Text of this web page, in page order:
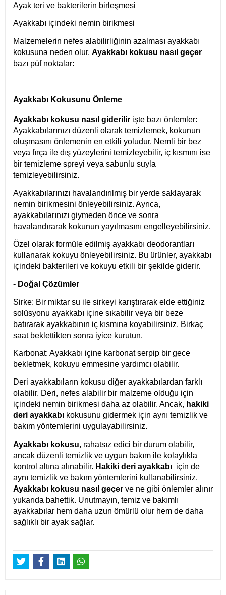
Ayak teri ve bakterilerin birleşmesi
Ayakkabı içindeki nemin birikmesi
Malzemelerin nefes alabilirliğinin azalması ayakkabı
kokusuna neden olur. Ayakkabı kokusu nasıl geçer
bazı püf noktalar:
Ayakkabı Kokusunu Önleme
Ayakkabı kokusu nasıl giderilir işte bazı önlemler:
Ayakkabılarınızı düzenli olarak temizlemek, kokunun
oluşmasını önlemenin en etkili yoludur. Nemli bir bez
veya fırça ile dış yüzeylerini temizleyebilir, iç kısmını ise
bir temizleme spreyi veya sabunlu suyla
temizleyebilirsiniz.
Ayakkabılarınızı havalandırılmış bir yerde saklayarak
nemin birikmesini önleyebilirsiniz. Ayrıca,
ayakkabılarınızı giymeden önce ve sonra
havalandırarak kokunun yayılmasını engelleyebilirsiniz.
Özel olarak formüle edilmiş ayakkabı deodorantları
kullanarak kokuyu önleyebilirsiniz. Bu ürünler, ayakkabı
içindeki bakterileri ve kokuyu etkili bir şekilde giderir.
- Doğal Çözümler
Sirke: Bir miktar su ile sirkeyi karıştırarak elde ettiğiniz
solüsyonu ayakkabı içine sıkabilir veya bir beze
batırarak ayakkabının iç kısmına koyabilirsiniz. Birkaç
saat beklettikten sonra iyice kurutun.
Karbonat: Ayakkabı içine karbonat serpip bir gece
bekletmek, kokuyu emmesine yardımcı olabilir.
Deri ayakkabıların kokusu diğer ayakkabılardan farklı
olabilir. Deri, nefes alabilir bir malzeme olduğu için
içindeki nemin birikmesi daha az olabilir. Ancak, hakiki
deri ayakkabı kokusunu gidermek için aynı temizlik ve
bakım yöntemlerini uygulayabilirsiniz.
Ayakkabı kokusu, rahatsız edici bir durum olabilir,
ancak düzenli temizlik ve uygun bakım ile kolaylıkla
kontrol altına alınabilir. Hakiki deri ayakkabı için de
aynı temizlik ve bakım yöntemlerini kullanabilirsiniz.
Ayakkabı kokusu nasıl geçer ve ne gibi önlemler alınır
yukarıda bahettik. Unutmayın, temiz ve bakımlı
ayakkabılar hem daha uzun ömürlü olur hem de daha
sağlıklı bir ayak sağlar.